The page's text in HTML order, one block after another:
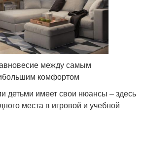
между самым
комфортом
детьми имеет свои нюансы – здесь
места в игровой и учебной